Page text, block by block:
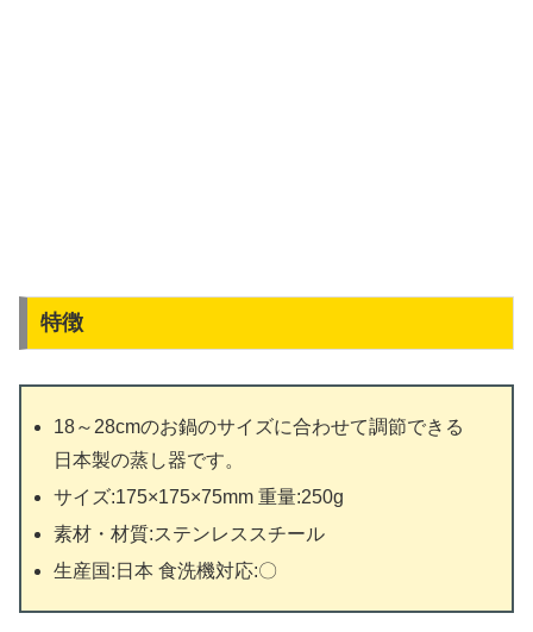
特徴
18～28cmのお鍋のサイズに合わせて調節できる
日本製の蒸し器です。
サイズ:175×175×75mm 重量:250g
素材・材質:ステンレススチール
生産国:日本 食洗機対応:〇